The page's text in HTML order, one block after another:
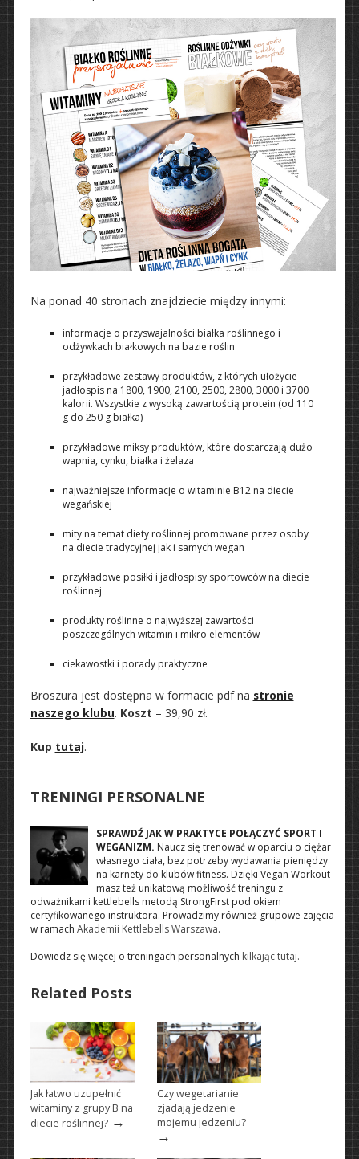
Na ponad 40 stronach znajdziecie między innymi:
informacje o przyswajalności białka roślinnego i
odżywkach białkowych na bazie roślin
przykładowe zestawy produktów, z których ułożycie
jadłospis na 1800, 1900, 2100, 2500, 2800, 3000 i 3700
kalorii. Wszystkie z wysoką zawartością protein (od 110
g do 250 g białka)
przykładowe miksy produktów, które dostarczają dużo
wapnia, cynku, białka i żelaza
najważniejsze informacje o witaminie B12 na diecie
wegańskiej
mity na temat diety roślinnej promowane przez osoby
na diecie tradycyjnej jak i samych wegan
przykładowe posiłki i jadłospisy sportowców na diecie
roślinnej
produkty roślinne o najwyższej zawartości
poszczególnych witamin i mikro elementów
ciekawostki i porady praktyczne
Broszura jest dostępna w formacie pdf na stronie
naszego klubu. Koszt – 39,90 zł.
Kup tutaj.
TRENINGI PERSONALNE
SPRAWDŹ JAK W PRAKTYCE POŁĄCZYĆ SPORT I
WEGANIZM. Naucz się trenować w oparciu o ciężar
własnego ciała, bez potrzeby wydawania pieniędzy
na karnety do klubów fitness. Dzięki Vegan Workout
masz też unikatową możliwość treningu z
odważnikami kettlebells metodą StrongFirst pod okiem
certyfikowanego instruktora. Prowadzimy również grupowe zajęcia
w ramach Akademii Kettlebells Warszawa.
Dowiedz się więcej o treningach personalnych kilkając tutaj.
Related Posts
Jak łatwo uzupełnić
witaminy z grupy B na
diecie roślinnej?→
Czy wegetarianie
zjadają jedzenie
mojemu jedzeniu?
→